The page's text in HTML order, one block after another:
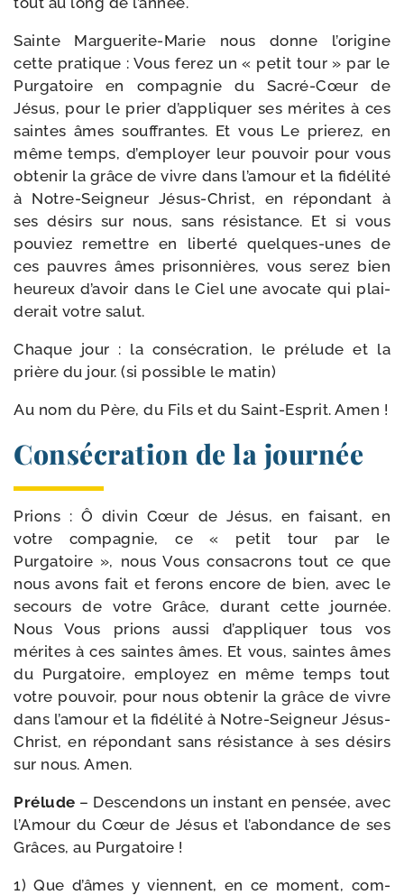
Sainte Marguerite-​Marie nous donne l’origine
cette pra­tique : Vous ferez un « petit tour » par le
Purgatoire en com­pa­gnie du Sacré-​Cœur de
Jésus, pour le prier d’appliquer ses mérites à ces
saintes âmes souf­frantes. Et vous Le prie­rez, en
même temps, d’employer leur pou­voir pour vous
obte­nir la grâce de vivre dans l’amour et la fidé­li­té
à Notre-​Seigneur Jésus-​Christ, en répon­dant à
ses dési­rs sur nous, sans résis­tance. Et si vous
pou­viez remettre en liber­té quelques-​unes de
ces pauvres âmes pri­son­nières, vous serez bien
heu­reux d’avoir dans le Ciel une avo­cate qui plai­
de­rait votre salut.
Chaque jour : la consé­cra­tion, le pré­lude et la
prière du jour. (si pos­sible le matin)
Au nom du Père, du Fils et du Saint-​Esprit. Amen !
Consécration de la journée
Prions : Ô divin Cœur de Jésus, en fai­sant, en
votre com­pa­gnie, ce « petit tour par le
Purgatoire », nous Vous consa­crons tout ce que
nous avons fait et ferons encore de bien, avec le
secours de votre Grâce, durant cette jour­née.
Nous Vous prions aus­si d’appliquer tous vos
mérites à ces saintes âmes. Et vous, saintes âmes
du Purgatoire, employez en même temps tout
votre pou­voir, pour nous obte­nir la grâce de vivre
dans l’amour et la fidé­li­té à Notre-​Seigneur Jésus-​
Christ, en répon­dant sans résis­tance à ses dési­rs
sur nous. Amen.
Prélude – Descendons un ins­tant en pen­sée, avec
l’Amour du Cœur de Jésus et l’abondance de ses
Grâces, au Purgatoire !
1) Que d’âmes y viennent, en ce moment, com­